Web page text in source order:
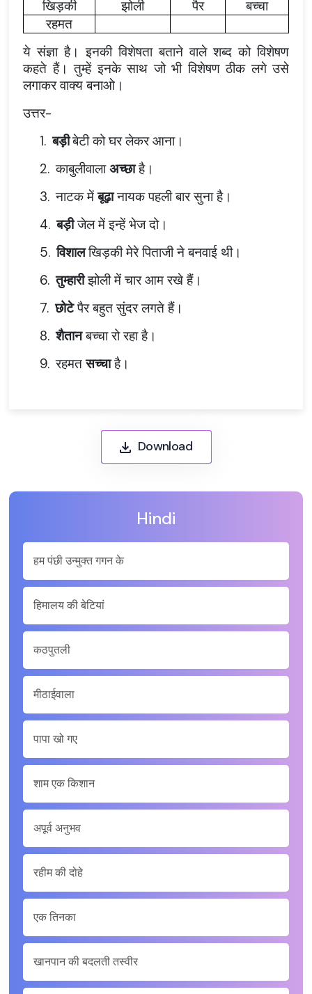
Hindi
हम पंछी उन्मुक्त गगन के
हिमालय की बेटियां
कठपुतली
मीठाईवाला
पापा खो गए
शाम एक किशान
अपूर्व अनुभव
रहीम की दोहे
एक तिनका
खानपान की बदलती तस्वीर
खिड़की झोली पैर
बच्चा
रहमत
ये संज्ञा है। इनकी विशेषता बताने वाले शब्द को विशेषण
कहते हैं। तुम्हें इनके साथ जो भी विशेषण ठीक लगे उसे
लगाकर वाक्य बनाओ।
उत्तर-
1. बड़ीबेटी को घर लेकर आना।
2. काबुलीवालाअच्छाहै।
3. नाटक मेंबूढ़ानायक पहली बार सुना है।
4. बड़ीजेल में इन्हें भेज दो।
5. विशालखिड़की मेरे पिताजी ने बनवाई थी।
6. तुम्हारीझोली में चार आम रखे हैं।
7. छोटेपैर बहुत सुंदर लगते हैं।
8. शैतानबच्चा रो रहा है।
9. रहमतसच्चाहै।
Download